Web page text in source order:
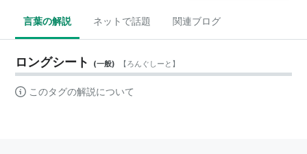
言葉の解説 ネットで話題 関連ブログ
ロングシート (一般) 【ろんぐしーと 】
このタグの解説について